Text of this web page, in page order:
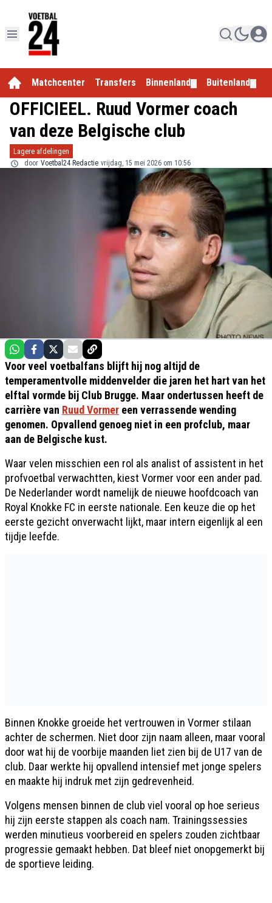
Matchcenter Transfers Binnenland Buitenland
OFFICIEEL. Ruud Vormer coach
van deze Belgische club
Lagere afdelingen
door Voetbal24 Redactie vrijdag, 15 mei 2026 om 10:56
Voor veel voetbalfans blijft hij nog altijd de
temperamentvolle middenvelder die jaren het hart van het
elftal vormde bij Club Brugge. Maar ondertussen heeft de
carrière van Ruud Vormer een verrassende wending
genomen. Opvallend genoeg niet in een profclub, maar
aan de Belgische kust.
Waar velen misschien een rol als analist of assistent in het
profvoetbal verwachtten, kiest Vormer voor een ander pad.
De Nederlander wordt namelijk de nieuwe hoofdcoach van
Royal Knokke FC in eerste nationale. Een keuze die op het
eerste gezicht onverwacht lijkt, maar intern eigenlijk al een
tijdje leefde.
Binnen Knokke groeide het vertrouwen in Vormer stilaan
achter de schermen. Niet door zijn naam alleen, maar vooral
door wat hij de voorbije maanden liet zien bij de U17 van de
club. Daar werkte hij opvallend intensief met jonge spelers
en maakte hij indruk met zijn gedrevenheid.
Volgens mensen binnen de club viel vooral op hoe serieus
hij zijn eerste stappen als coach nam. Trainingssessies
werden minutieus voorbereid en spelers zouden zichtbaar
progressie gemaakt hebben. Dat bleef niet onopgemerkt bij
de sportieve leiding.